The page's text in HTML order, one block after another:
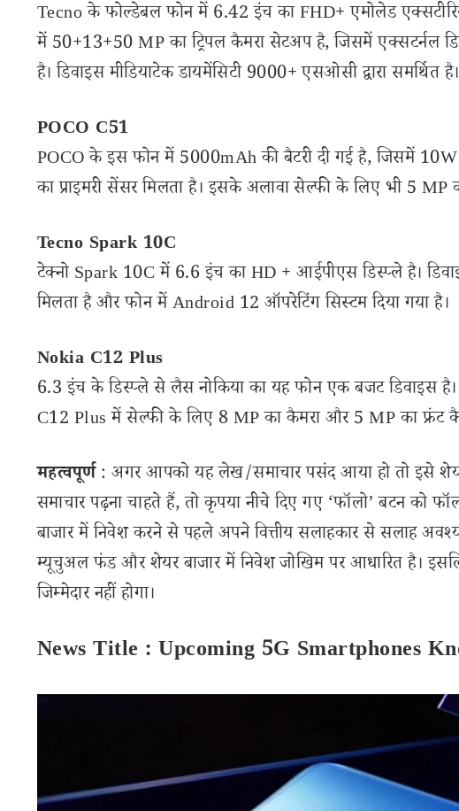
Tecno के फोल्डेबल फोन में 6.42 इंच का FHD+ एमोलेड
में 50+13+50 MP का ट्रिपल कैमरा सेटअप है, जिसमें एक्सटर्नल
है। डिवाइस मीडियाटेक डायमेंसिटी 9000+ एसओसी द्वारा समर्थित है।
POCO C51
POCO के इस फोन में 5000mAh की बैटरी दी गई है, जिसमें 10W
का प्राइमरी सेंसर मिलता है। इसके अलावा सेल्फी के लिए भी 5 MP
Tecno Spark 10C
टेक्नो Spark 10C में 6.6 इंच का HD + आईपीएस डिस्प्ले है।
मिलता है और फोन में Android 12 ऑपरेटिंग सिस्टम दिया गया है।
Nokia C12 Plus
6.3 इंच के डिस्प्ले से लैस नोकिया का यह फोन एक बजट डिवाइस है।
C12 Plus में सेल्फी के लिए 8 MP का कैमरा और 5 MP का फ्रंट
महत्वपूर्ण: अगर आपको यह लेख/समाचार पसंद आया हो तो इसे
समाचार पढ़ना चाहते हैं, तो कृपया नीचे दिए गए ‘फॉलो’ बटन को
बाजार में निवेश करने से पहले अपने वित्तीय सलाहकार से सलाह
म्यूचुअल फंड और शेयर बाजार में निवेश जोखिम पर आधारित है।
जिम्मेदार नहीं होगा।
News Title : Upcoming 5G Smartphones